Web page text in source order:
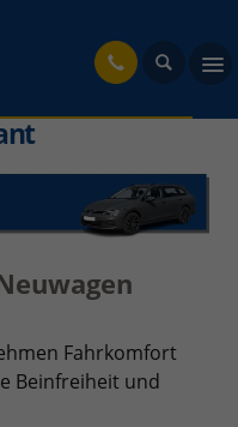
Fahrkomfort
Beinfreiheit und